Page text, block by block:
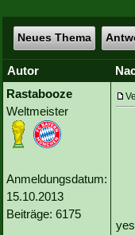
Neues Thema
Autor
Rastabooze
Weltmeister
Anmeldungsdatum:
15.10.2013
Beiträge: 6175